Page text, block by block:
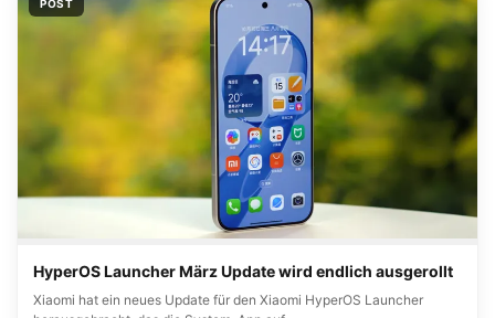
POST
HyperOS Launcher März Update wird endlich ausgerollt
Xiaomi hat ein neues Update für den Xiaomi HyperOS Launcher